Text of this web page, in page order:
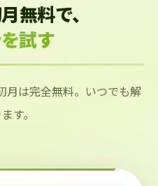
無料で、
試す
月は完全無料。いつでも解
す。